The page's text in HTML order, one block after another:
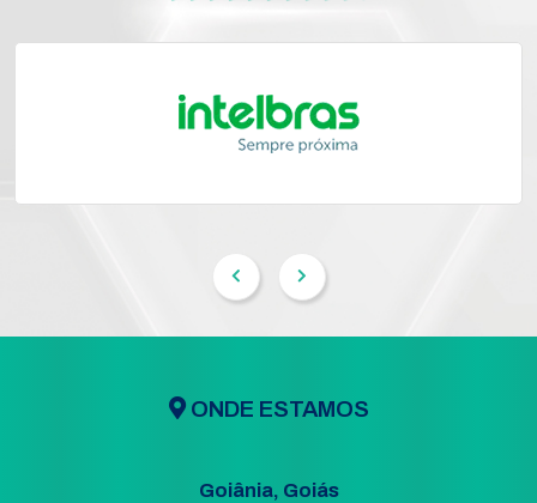
ONDE ESTAMOS
Goiânia, Goiás